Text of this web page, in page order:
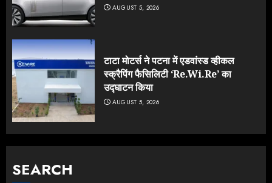
AUGUST 5, 2026
टाटा मोटर्स ने पटना में एडवांस्ड व्हीकल
स्क्रैपिंग फैसिलिटी ‘Re.Wi.Re’ का
उद्घाटन किया
AUGUST 5, 2026
SEARCH